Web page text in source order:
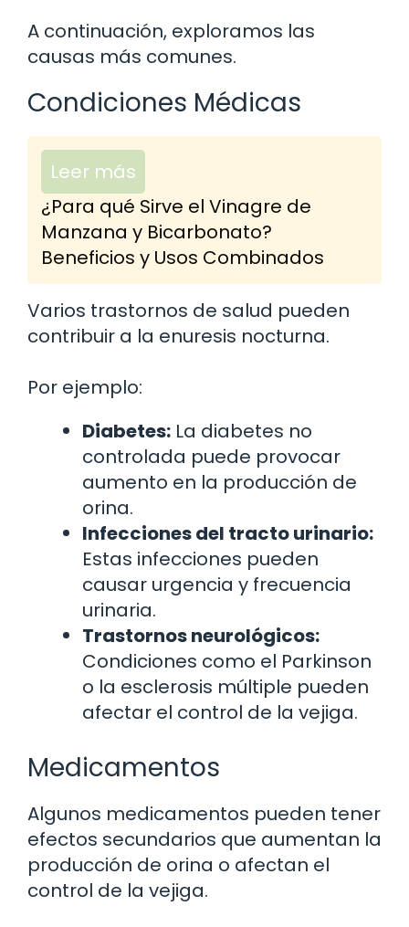
A continuación, exploramos las
causas más comunes.
Condiciones Médicas
Leer más
¿Para qué Sirve el Vinagre de
Manzana y Bicarbonato?
Beneficios y Usos Combinados
Varios trastornos de salud pueden
contribuir a la enuresis nocturna.
Por ejemplo:
Diabetes: La diabetes no
controlada puede provocar
aumento en la producción de
orina.
Infecciones del tracto urinario:
Estas infecciones pueden
causar urgencia y frecuencia
urinaria.
Trastornos neurológicos:
Condiciones como el Parkinson
o la esclerosis múltiple pueden
afectar el control de la vejiga.
Medicamentos
Algunos medicamentos pueden tener
efectos secundarios que aumentan la
producción de orina o afectan el
control de la vejiga.